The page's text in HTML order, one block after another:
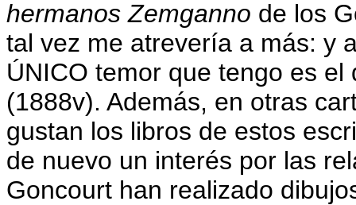
hermanos Zemganno de los
tal vez me atrevería a más: y
ÚNICO temor que tengo es
(1888v). Además, en otras
gustan los libros de estos
de nuevo un interés por las
Goncourt han realizado